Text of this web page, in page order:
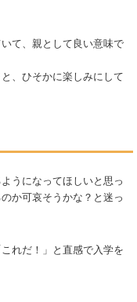
て、親として良い意味で
、ひそかに楽しみにして
うになってほしいと思っ
か可哀そうかな？と迷っ
れだ！」と直感で入学を